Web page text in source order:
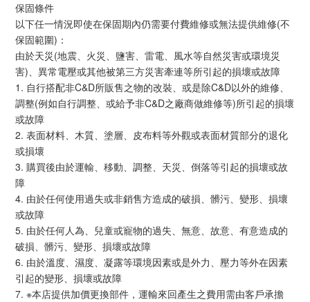
保固條件
以下任一情況即使在保固期內仍需要付費維修或無法提供維修(不
保固範圍)：
由於天災(地震、火災、鹽害、雷電、風水等自然災害或環境災
害)、異常電壓或其他被第三方災害牽連等所引起的損壞或故障
1. 自行搭配非C&D所販售之物的改裝、或是除C&D以外的維修、
調整(例如自行調整、或給予非C&D之廠商做維修等)所引起的損壞
或故障
2. 表面材料、木質、塗層、皮布料等外觀或表面材質部分的退化
或損壞
3. 購買後由於運輸、移動、調整、天災、倒落等引起的損壞或故
障
4. 由於任何使用過失或非銷售方造成的破損、髒污、變形、損壞
或故障
5. 由於任何人為、兒童或寵物的過失、無意、故意、有意造成的
破損、髒污、變形、損壞或故障
6. 由於溫度、濕度、凝露等環境因素或是外力、壓力等外在因素
引起的變形、損壞或故障
7. ※本店提供加價更換部件，運輸來回產生之費用需由客戶承擔